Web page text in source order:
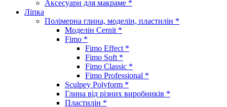
Аксесуари для макраме *
Ліпка
Полімерна глина, моделін, пластилін *
Моделін Cernit *
Fimo *
Fimo Effect *
Fimo Soft *
Fimo Classic *
Fimo Professional *
Sculpey Polyform *
Глина від різних виробників *
Пластилін *